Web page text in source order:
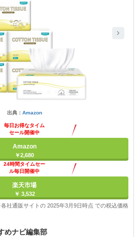
出典： Amazon
毎日お得なタイム
セール開催中
Amazon
￥2,680
24時間タイムセー
ル毎日開催中
楽天市場
￥ 3,532
社通販サイトの 2025年3月9日時点 での税込価格
めナビ編集部